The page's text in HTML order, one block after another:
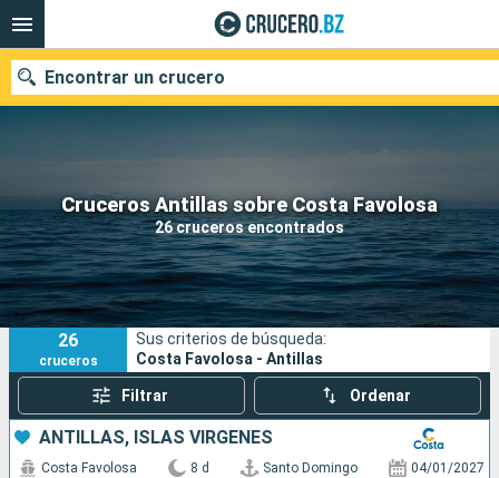
Cruceros Antillas sobre Costa Favolosa
26 cruceros encontrados
Encontrar un crucero
Nuestros destinos
Fecha de salida
Puertos Compañías
Buscar
26
cruceros
Sus criterios de búsqueda:
Costa Favolosa - Antillas
Filtrar Ordenar
ANTILLAS, ISLAS VÍRGENES
Costa Favolosa 8 d Santo Domingo 04/01/2027